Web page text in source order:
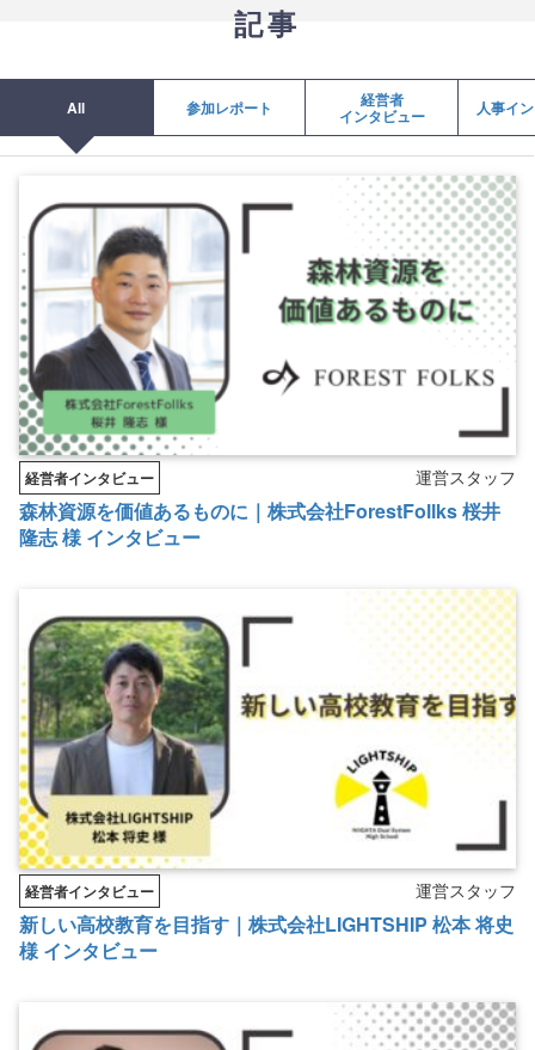
記事
All 参加レポート 経営者
インタビュー 人事イ
経営者インタビュー 運営スタッフ
森林資源を価値あるものに｜株式会社ForestFollks 桜井
隆志 様 インタビュー
経営者インタビュー 運営スタッフ
新しい高校教育を目指す｜株式会社LIGHTSHIP 松本 将史
様 インタビュー